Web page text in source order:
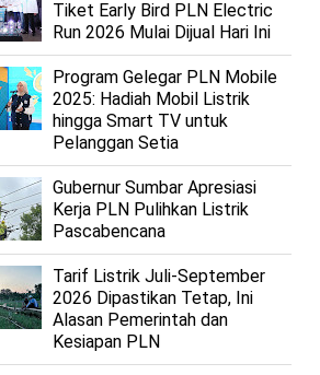
Tiket Early Bird PLN Electric
Run 2026 Mulai Dijual Hari Ini
Program Gelegar PLN Mobile
2025: Hadiah Mobil Listrik
hingga Smart TV untuk
Pelanggan Setia
Gubernur Sumbar Apresiasi
Kerja PLN Pulihkan Listrik
Pascabencana
Tarif Listrik Juli-September
2026 Dipastikan Tetap, Ini
Alasan Pemerintah dan
Kesiapan PLN